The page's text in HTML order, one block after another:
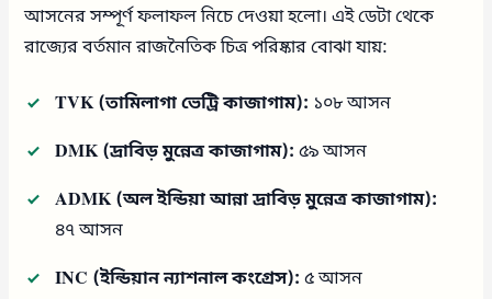
আসনের সম্পূর্ণ ফলাফল নিচে দেওয়া হলো। এই ডেটা থেকে
রাজ্যের বর্তমান রাজনৈতিক চিত্র পরিষ্কার বোঝা যায়:
TVK (তামিলাগা ভেট্রি কাজাগাম): ১০৮ আসন
DMK (দ্রাবিড় মুন্নেত্র কাজাগাম): ৫৯ আসন
ADMK (অল ইন্ডিয়া আন্না দ্রাবিড় মুন্নেত্র কাজাগাম):
৪৭ আসন
INC (ইন্ডিয়ান ন্যাশনাল কংগ্রেস): ৫ আসন